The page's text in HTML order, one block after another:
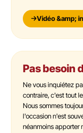
Vidéo &amp;
Pas besoin
Ne vous inquiétez
contraire, c'est tout
Nous sommes
l'occasion n'est
néanmoins apporter